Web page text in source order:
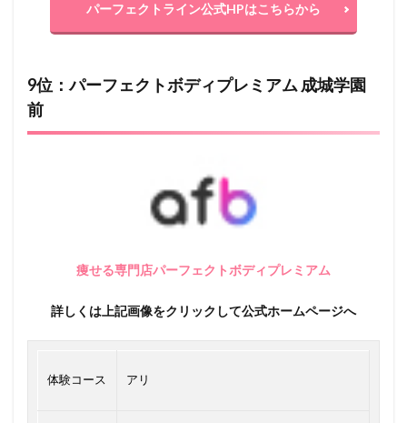
パーフェクトライン公式HPはこちらから
9位：パーフェクトボディプレミアム 成城学園
前
痩せる専門店パーフェクトボディプレミアム
詳しくは上記画像をクリックして公式ホームページへ
体験コース アリ